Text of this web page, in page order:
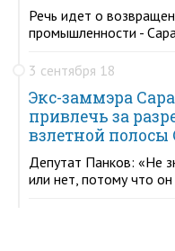
Речь идет о
промышленности -
3 сентября 18
Экс-заммэра
привлечь за
взлетной полосы
Депутат Панков: «Не
или нет, потому что